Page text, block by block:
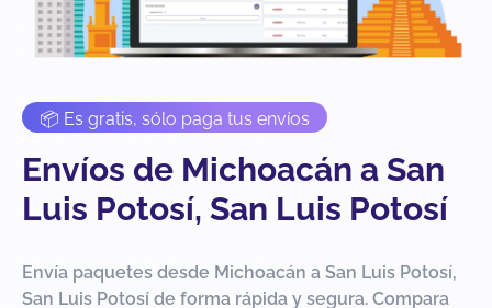
📦 Es gratis, sólo paga tus envíos
Envíos de Michoacán a San
Luis Potosí, San Luis Potosí
Envía paquetes desde Michoacán a San Luis Potosí,
San Luis Potosí de forma rápida y segura. Compara